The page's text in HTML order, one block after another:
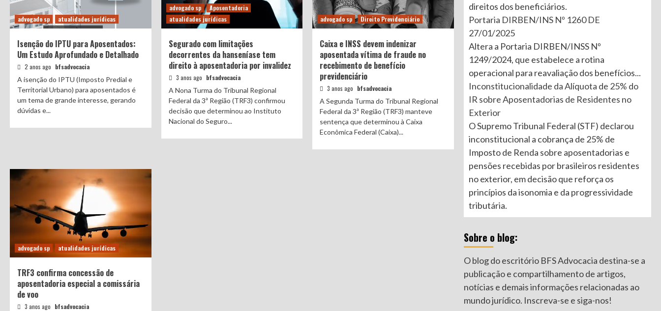
advogado sp atualidades jurídicas
Isenção do IPTU para Aposentados:
Um Estudo Aprofundado e Detalhado
2 anos ago bfsadvocacia
A isenção do IPTU (Imposto Predial e
Territorial Urbano) para aposentados é
um tema de grande interesse, gerando
dúvidas e...
advogado sp
Aposentadoria
atualidades jurídicas
Segurado com limitações
decorrentes da hanseníase tem
direito à aposentadoria por invalidez
3 anos ago bfsadvocacia
A Nona Turma do Tribunal Regional
Federal da 3ª Região (TRF3) confirmou
decisão que determinou ao Instituto
Nacional do Seguro...
advogado sp Direito Previdenciário
Caixa e INSS devem indenizar
aposentada vítima de fraude no
recebimento de benefício
previdenciário
3 anos ago bfsadvocacia
A Segunda Turma do Tribunal Regional
Federal da 3ª Região (TRF3) manteve
sentença que determinou à Caixa
Econômica Federal (Caixa)...
advogado sp atualidades jurídicas
TRF3 confirma concessão de
aposentadoria especial a comissária
de voo
3 anos ago bfsadvocacia
direitos dos beneficiários.
Portaria DIRBEN/INS Nº 1260 DE
27/01/2025
Altera a Portaria DIRBEN/INSS Nº
1249/2024, que estabelece a rotina
operacional para reavaliação dos benefícios...
Inconstitucionalidade da Alíquota de 25% do
IR sobre Aposentadorias de Residentes no
Exterior
O Supremo Tribunal Federal (STF) declarou
inconstitucional a cobrança de 25% de
Imposto de Renda sobre aposentadorias e
pensões recebidas por brasileiros residentes
no exterior, em decisão que reforça os
princípios da isonomia e da progressividade
tributária.
Sobre o blog:
O blog do escritório BFS Advocacia destina-se a
publicação e compartilhamento de artigos,
notícias e demais informações relacionadas ao
mundo jurídico. Inscreva-se e siga-nos!